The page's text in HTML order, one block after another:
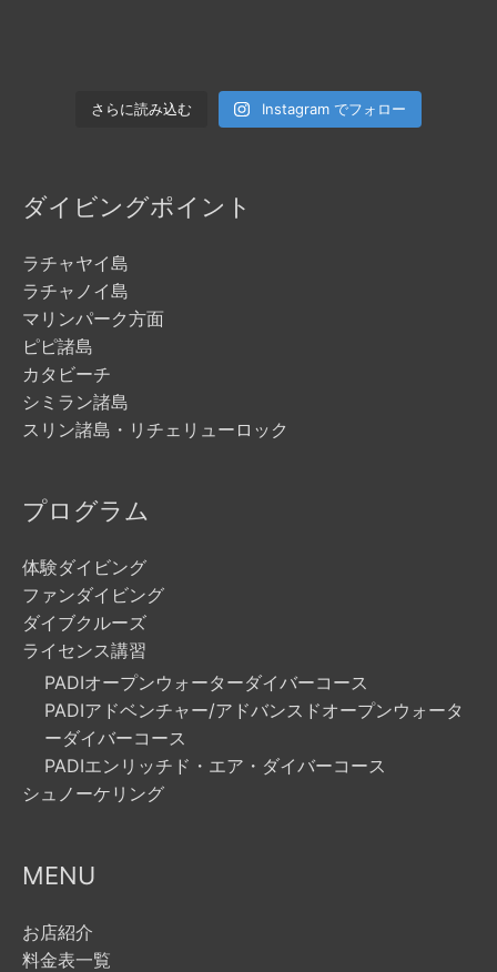
さらに読み込む Instagram でフォロー
ダイビングポイント
ラチャヤイ島
ラチャノイ島
マリンパーク方面
ピピ諸島
カタビーチ
シミラン諸島
スリン諸島・リチェリューロック
プログラム
体験ダイビング
ファンダイビング
ダイブクルーズ
ライセンス講習
PADIオープンウォーターダイバーコース
PADIアドベンチャー/アドバンスドオープンウォータ
ーダイバーコース
PADIエンリッチド・エア・ダイバーコース
シュノーケリング
MENU
お店紹介
料金表一覧